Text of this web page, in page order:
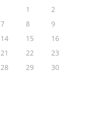
1
2
7 8
9
14 15
16
21 22
23
28 29
30